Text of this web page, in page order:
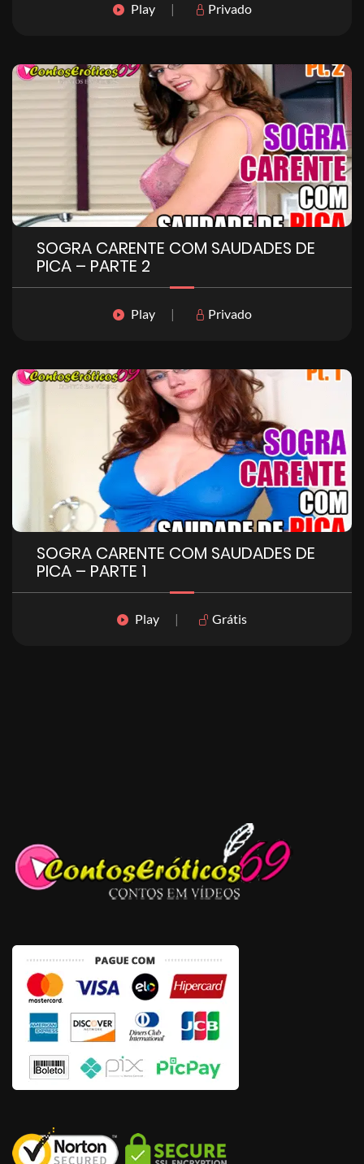
Play| Privado
SOGRA CARENTE COM SAUDADES DE
PICA – PARTE 2
Play| Privado
SOGRA CARENTE COM SAUDADES DE
PICA – PARTE 1
Play | Grátis